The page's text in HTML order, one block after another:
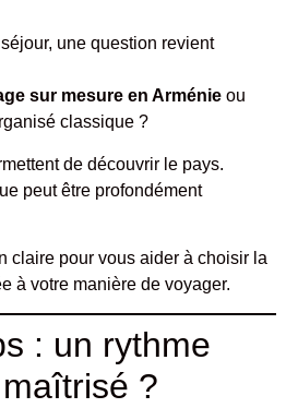
une question revient
sur mesure en Arménie ou
classique ?
de découvrir le pays.
peut être profondément
claire pour vous aider à choisir la
à votre manière de voyager.
: un rythme
?